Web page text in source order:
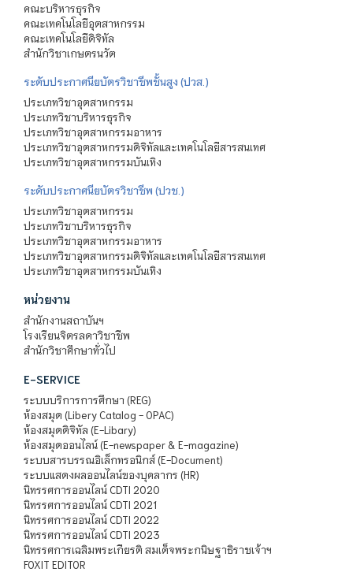
คณะบริหารธุรกิจ
คณะเทคโนโลยีอุตสาหกรรม
คณะเทคโนโลยีดิจิทัล
สำนักวิชาเกษตรนวัต
ระดับประกาศนียบัตรวิชาชีพชั้นสูง (ปวส.)
ประเภทวิชาอุตสาหกรรม
ประเภทวิชาบริหารธุรกิจ
ประเภทวิชาอุตสาหกรรมอาหาร
ประเภทวิชาอุตสาหกรรมดิจิทัลและเทคโนโลยีสารสนเทศ
ประเภทวิชาอุตสาหกรรมบันเทิง
ระดับประกาศนียบัตรวิชาชีพ (ปวช.)
ประเภทวิชาอุตสาหกรรม
ประเภทวิชาบริหารธุรกิจ
ประเภทวิชาอุตสาหกรรมอาหาร
ประเภทวิชาอุตสาหกรรมดิจิทัลและเทคโนโลยีสารสนเทศ
ประเภทวิชาอุตสาหกรรมบันเทิง
หน่วยงาน
สำนักงานสถาบันฯ
โรงเรียนจิตรลดาวิชาชีพ
สำนักวิชาศึกษาทั่วไป
E-SERVICE
ระบบบริการการศึกษา (REG)
ห้องสมุด (Libery Catalog - OPAC)
ห้องสมุดดิจิทัล (E-Libary)
ห้องสมุดออนไลน์ (E-newspaper & E-magazine)
ระบบสารบรรณอิเล็กทรอนิกส์ (E-Document)
ระบบแสดงผลออนไลน์ของบุคลากร (HR)
นิทรรศการออนไลน์ CDTI 2020
นิทรรศการออนไลน์ CDTI 2021
นิทรรศการออนไลน์ CDTI 2022
นิทรรศการออนไลน์ CDTI 2023
นิทรรศการเฉลิมพระเกียรติ สมเด็จพระกนิษฐาธิราชเจ้าฯ
FOXIT EDITOR